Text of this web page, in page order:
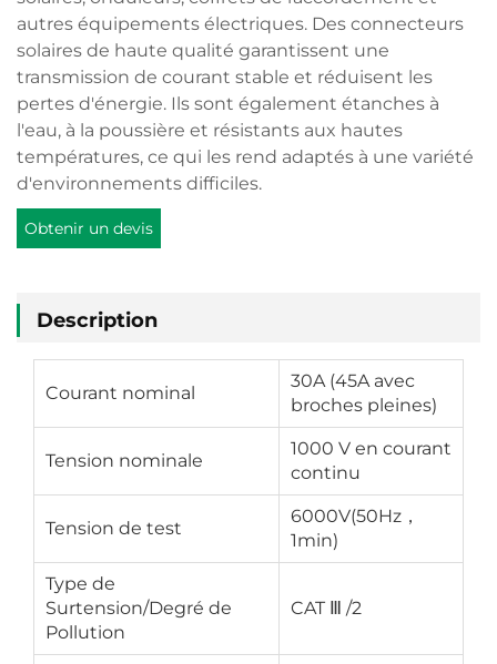
autres équipements électriques. Des connecteurs
solaires de haute qualité garantissent une
transmission de courant stable et réduisent les
pertes d'énergie. Ils sont également étanches à
l'eau, à la poussière et résistants aux hautes
températures, ce qui les rend adaptés à une variété
d'environnements difficiles.
Obtenir un devis
Description
Courant nominal
30A (45A avec
broches pleines)
Tension nominale
1000 V en courant
continu
Tension de test
6000V(50Hz，
1min)
Type de
Surtension/Degré de
Pollution
CAT Ⅲ /2